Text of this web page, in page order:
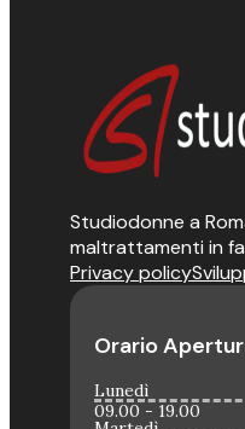
Studiodonne a
maltrattamenti in
Privacy policy
Orario
Lunedì
09.00 - 19.00